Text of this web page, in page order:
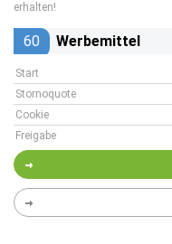
erhalten!
60 Werbemittel
Start
Stornoquote
Cookie
Freigabe